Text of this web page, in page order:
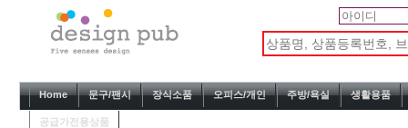
Home 문구/팬시 장식소품 오피스/개인 주방/욕실 생활용품
공급가전용상품